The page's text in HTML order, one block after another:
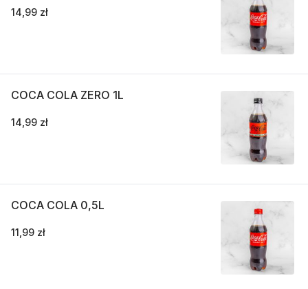
14,99 zł
COCA COLA ZERO 1L
14,99 zł
COCA COLA 0,5L
11,99 zł